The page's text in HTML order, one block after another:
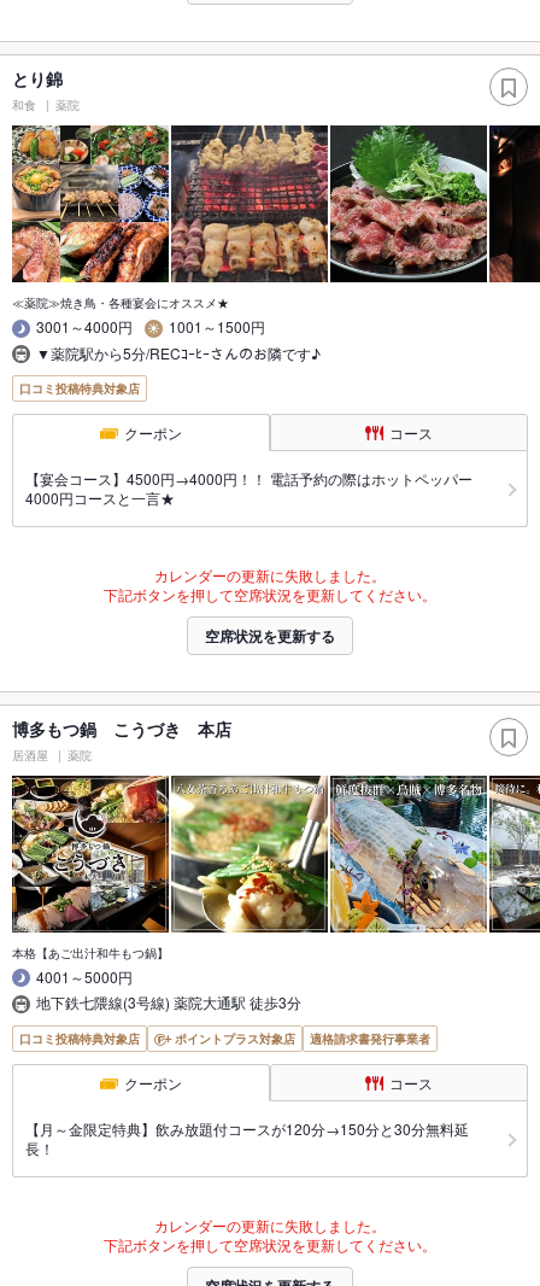
とり錦
和食 薬院
≪薬院≫焼き鳥・各種宴会にオススメ★
3001～4000円
1001～1500円
▼薬院駅から5分/RECｺｰﾋｰさんのお隣です♪
口コミ投稿特典対象店
クーポン コース
【宴会コース】4500円→4000円！！ 電話予約の際はホットペッパー
4000円コースと一言★
カレンダーの更新に失敗しました。
下記ボタンを押して空席状況を更新してください。
空席状況を更新する
博多もつ鍋 こうづき 本店
居酒屋 薬院
本格【あご出汁和牛もつ鍋】
4001～5000円
地下鉄七隈線(3号線) 薬院大通駅 徒歩3分
口コミ投稿特典対象店 ポイントプラス対象店 適格請求書発行事業者
クーポン コース
【月～金限定特典】飲み放題付コースが120分→150分と30分無料延
長！
カレンダーの更新に失敗しました。
下記ボタンを押して空席状況を更新してください。